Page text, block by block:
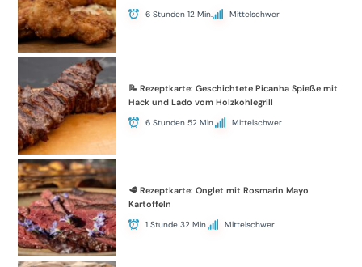
6 Stunden 12 Min. Mittelschwer
📝 Rezeptkarte: Geschichtete Picanha Spieße mit
Hack und Lado vom Holzkohlegrill
6 Stunden 52 Min. Mittelschwer
🥩 Rezeptkarte: Onglet mit Rosmarin Mayo
Kartoffeln
1 Stunde 32 Min. Mittelschwer